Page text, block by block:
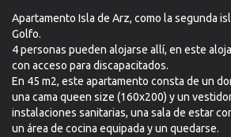
Apartamento Isla de Arz, como la segunda
Golfo.
4 personas pueden alojarse allí, en este
con acceso para discapacitados.
En 45 m2, este apartamento consta de un
una cama queen size (160x200) y un
instalaciones sanitarias, una sala de estar
un área de cocina equipada y un quedarse.